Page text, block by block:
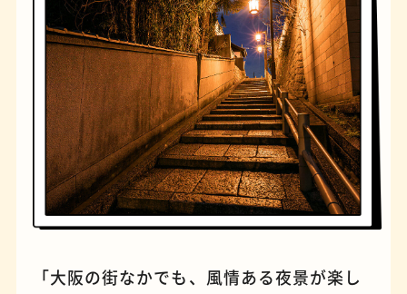
ナポリタン
「大阪の街なかでも、風情ある夜景が楽し